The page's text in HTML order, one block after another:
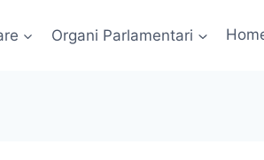
Organi Parlamentari